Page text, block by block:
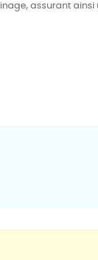
assurant